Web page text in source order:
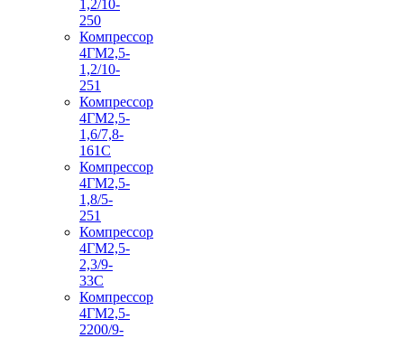
1,2/10-
250
Компрессор
4ГМ2,5-
1,2/10-
251
Компрессор
4ГМ2,5-
1,6/7,8-
161С
Компрессор
4ГМ2,5-
1,8/5-
251
Компрессор
4ГМ2,5-
2,3/9-
33С
Компрессор
4ГМ2,5-
2200/9-